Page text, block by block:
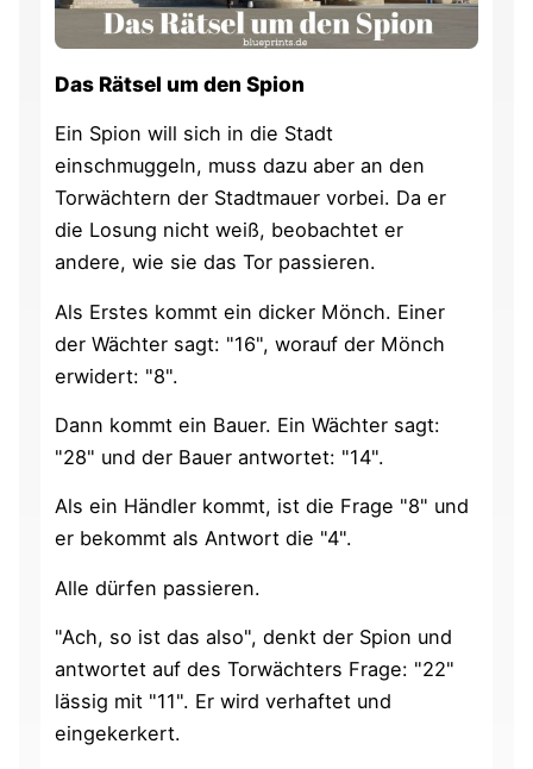
Das Rätsel um den Spion
Ein Spion will sich in die Stadt
einschmuggeln, muss dazu aber an den
Torwächtern der Stadtmauer vorbei. Da er
die Losung nicht weiß, beobachtet er
andere, wie sie das Tor passieren.
Als Erstes kommt ein dicker Mönch. Einer
der Wächter sagt: "16", worauf der Mönch
erwidert: "8".
Dann kommt ein Bauer. Ein Wächter sagt:
"28" und der Bauer antwortet: "14".
Als ein Händler kommt, ist die Frage "8" und
er bekommt als Antwort die "4".
Alle dürfen passieren.
"Ach, so ist das also", denkt der Spion und
antwortet auf des Torwächters Frage: "22"
lässig mit "11". Er wird verhaftet und
eingekerkert.